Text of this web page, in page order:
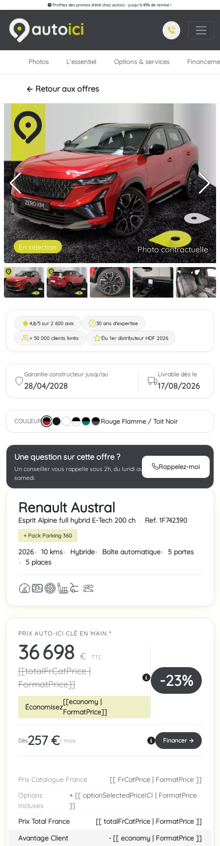
Profitez des promos d'été chez autoici - jusqu'à 45% de remise !
Photos L'essentiel Options & services
← Retour aux offres
En sélection Photo contractuelle
4,8/5 sur 2 600 avis 30 ans d'expertise
+ 50 000 clients livrés Élu 1er distributeur HDF 2026
Garantie constructeur jusqu'au
28/04/2028
Livrable dès le
17/08/2026
COULEUR Rouge Flamme / Toit Noir
Une question sur cette offre ?
Un conseiller vous rappelle sous 2h, du lundi au
samedi.
Rappelez-moi
Renault Austral
Esprit Alpine full hybrid E-Tech 200 ch · Ref. 1F742390
+ Pack Parking 360
2026 10 kms Hybride Boîte automatique
5 portes
5 places
PRIX AUTO-ICI CLÉ EN MAIN *
36 698 € TTC
[[totalFrCatPrice |
FormatPrice]]
Économisez
[[economy |
FormatPrice]]
-23%
Dès257 €/ mois Financer →
Prix Catalogue France
[[ FrCatPrice | FormatPrice ]]
Options
Incluses
+ [[ optionSelectedPriceICI | FormatPrice
]]
Prix Total France
[[ totalFrCatPrice | FormatPrice ]]
Avantage Client
- [[ economy | FormatPrice ]]